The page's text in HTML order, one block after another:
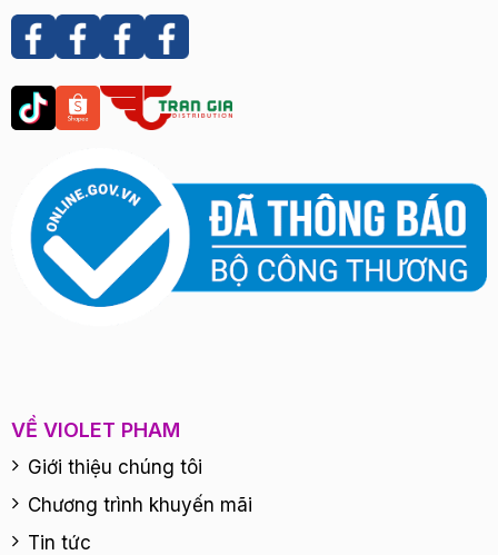
VỀ VIOLET PHAM
Giới thiệu chúng tôi
Chương trình khuyến mãi
Tin tức